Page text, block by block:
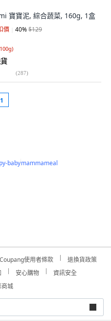
寶寶泥, 綜合蔬菜, 160g, 1盒
價 40%$129
)
(287)
1
babymammameal
Coupang使用者條款
退換貨政策
安心購物
資訊安全
商城